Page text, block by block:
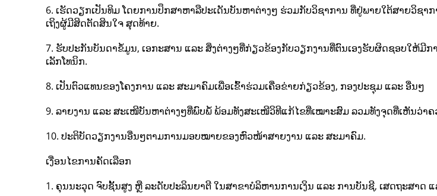
6. ເຮັດວຽກເປັນທິມ ໂດຍການປຶກສາຫາລືປະເດັນບັນຫາຕ່າງໆ ຮ່ວມກັບວິຊາການ ທີ່ຢູ່ພາຍໃຕ້ສາຍວິຊ
ເຖິງຜູ້ມີສິດຕັດສິນໃຈ ສຸດທ້າຍ.
7. ຮັບປະກັນບັນດາຂໍ້ມູນ, ເອກະສານ ແລະ ສິ່ງຕ່າງໆທີ່ກ່ຽວຂ້ອງກັບວຽກງານທີ່ຕົນເອງຮັບຜິດຊອບໃຫ້ມີກ
ເລັກໂທນິກ.
8. ເປັນຕົວແທນຂອງໂຄງການ ແລະ ສະມາຄົມເພື່ອເຂົ້າຮ່ວມເຄື່ອຂ່າຍກ່ຽວຂ້ອງ, ກອງປະຊຸມ ແລະ ອື່ນໆ
9. ລາຍງານ ແລະ ສະເໜີບັນຫາຕ່າງໆທີ່ພົບພໍ້ ພ້ອມທັງສະເໜີວິທີແກ້ໄຂທີ່ເໝາະສົມ ລວມທັງຈຸດທີ່ເຫັນວ່າ
10. ປະຕິບັດວຽກງານອື່ນໆຕາມການມອບໝາຍຂອງຫົວໜ້າສາຍງານ ແລະ ສະມາຄົມ.
ເງື່ອນໄຂການຄັດເລືອກ
1. ຄຸນນະວຸດ ຈົບຊັ້ນສູງ ຫຼື ລະດັບປະລິນຍາຕີ ໃນສາຂາບໍລິຫານການເງິນ ແລະ ການບັນຊີ, ເສດຖະສາດ